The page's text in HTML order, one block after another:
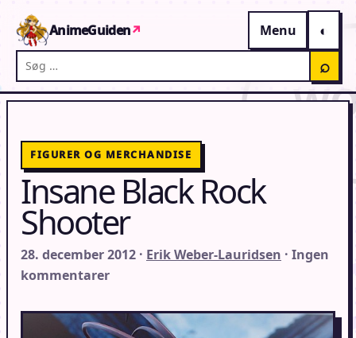
AnimeGuiden↗
Menu
Søg på AnimeGuiden
⌕
FIGURER OG MERCHANDISE
Insane Black Rock
Shooter
28. december 2012 · Erik Weber-Lauridsen · Ingen
kommentarer